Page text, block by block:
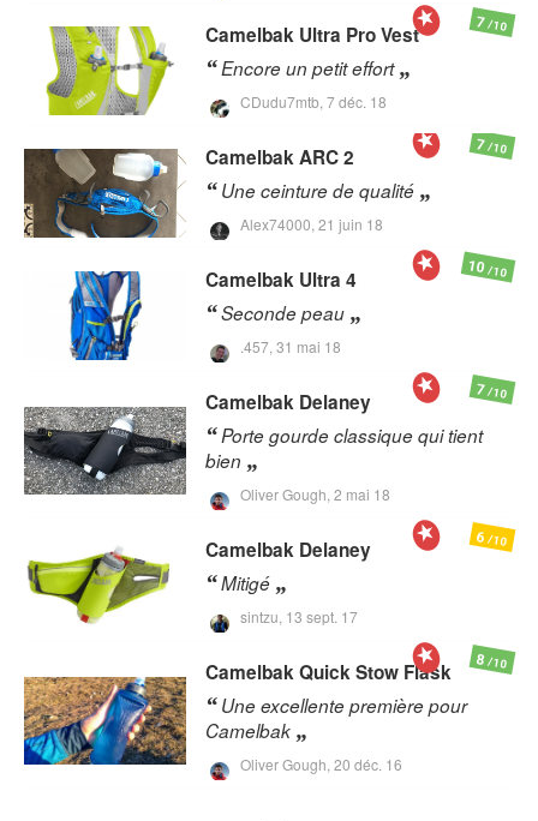
Camelbak Ultra Pro Vest
Encore un petit effort
CDudu7mtb, 7 déc. 18
7/10
CamelbakARC 2
Une ceinture de qualité
Alex74000, 21 juin 18
7/10
Camelbak Ultra 4
Seconde peau
.457, 31 mai 18
10/10
Camelbak Delaney
Porte gourde classique qui tient
bien
Oliver Gough, 2 mai 18
7/10
Camelbak Delaney
Mitigé
sintzu, 13 sept. 17
6/10
CamelbakQuick Stow Flask
Une excellente première pour
Camelbak
Oliver Gough, 20 déc. 16
8/10